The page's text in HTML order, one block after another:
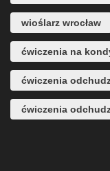
wioślarz wrocław
ćwiczenia na
ćwiczenia
ćwiczenia